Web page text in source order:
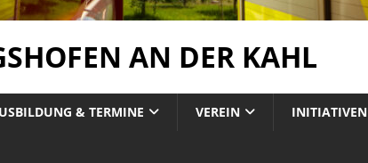
AN DER KAHL
& TERMINE VEREIN INITIATIVEN